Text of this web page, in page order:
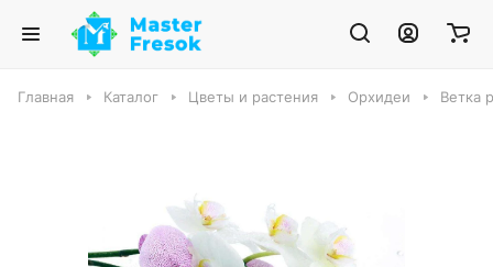
Главная Каталог Цветы и растения Орхидеи Ветка